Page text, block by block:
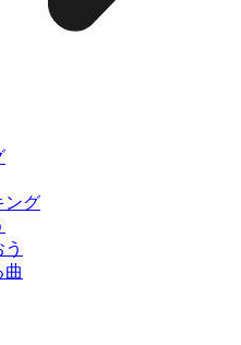
ング
曲